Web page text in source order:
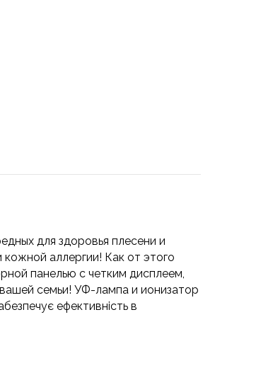
для здоровья плесени и
аллергии! Как от этого
панелью с четким дисплеем,
семьи! УФ-лампа и ионизатор
ефективність в